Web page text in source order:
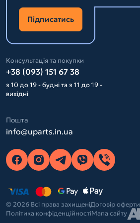
Підписатись
Консультація та покупки
+38 (093) 151 67 38
з 10 до 19 - будні та з 11 до 19 -
вихідні
Пошта
info@uparts.in.ua
© 2026 Всі права захищеніДоговір оферти
Політика конфіденційностіМапа сайту